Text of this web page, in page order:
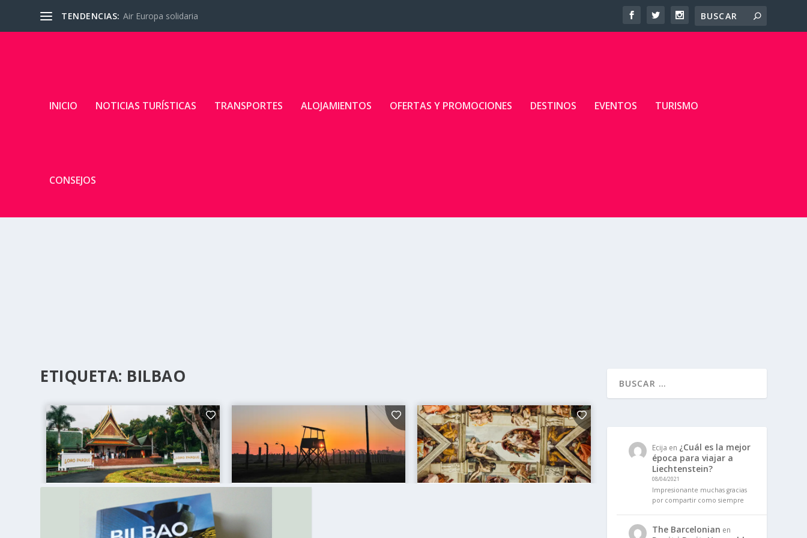
TENDENCIAS: Air Europa solidaria
INICIO NOTICIAS TURÍSTICAS TRANSPORTES ALOJAMIENTOS OFERTAS Y PROMOCIONES DESTINOS EVENTOS TURISMO
CONSEJOS
ETIQUETA: BILBAO
Ecija en ¿Cuál es la mejor
época para viajar a
Liechtenstein?
08/04/2021
Impresionante muchas gracias
por compartir como siempre
The Barcelonian en